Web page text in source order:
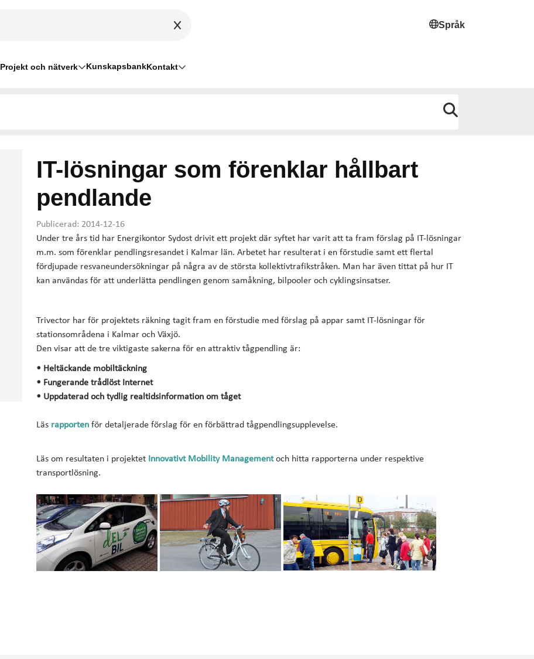
Språk
Projekt och nätverk KunskapsbankKontakt
IT-lösningar som förenklar hållbart
pendlande
Publicerad: 2014-12-16
Under tre års tid har Energikontor Sydost drivit ett projekt där syftet har varit att ta fram förslag på IT-lösningar
m.m. som förenklar pendlingsresandet i Kalmar län. Arbetet har resulterat i en förstudie samt ett flertal
fördjupade resvaneundersökningar på några av de största kollektivtrafikstråken. Man har även tittat på hur IT
kan användas för att underlätta pendlingen genom samåkning, bilpooler och cyklingsinsatser.
Trivector har för projektets räkning tagit fram en förstudie med förslag på appar samt IT-lösningar för
stationsområdena i Kalmar och Växjö.
Den visar att de tre viktigaste sakerna för en attraktiv tågpendling är:
• Heltäckande mobiltäckning
• Fungerande trådlöst Internet
• Uppdaterad och tydlig realtidsinformation om tåget
Läs rapporten för detaljerade förslag för en förbättrad tågpendlingsupplevelse.
Läs om resultaten i projektet Innovativt Mobility Managementoch hitta rapporterna under respektive
transportlösning.